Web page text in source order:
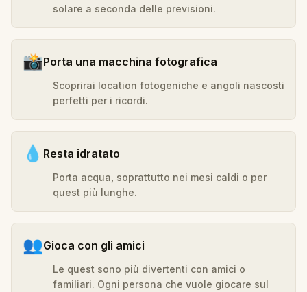
solare a seconda delle previsioni.
📸Porta una macchina fotografica
Scoprirai location fotogeniche e angoli nascosti
perfetti per i ricordi.
💧 Resta idratato
Porta acqua, soprattutto nei mesi caldi o per
quest più lunghe.
👥Gioca con gli amici
Le quest sono più divertenti con amici o
familiari. Ogni persona che vuole giocare sul